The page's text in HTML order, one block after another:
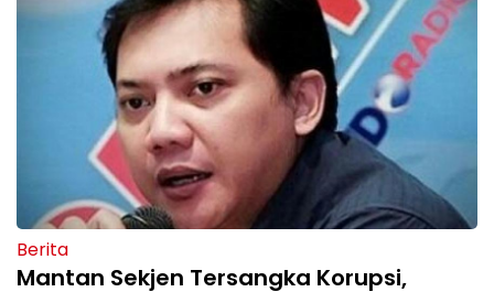
Berita
Mantan Sekjen Tersangka Korupsi,